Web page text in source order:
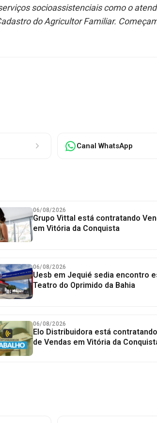
socioassistenciais como o
do Agricultor Familiar.
Canal WhatsApp
06/08/2026
Grupo Vittal está contratando
em Vitória da Conquista
06/08/2026
Uesb em Jequié sedia encontro
Teatro do Oprimido da Bahia
06/08/2026
Elo Distribuidora está
de Vendas em Vitória da